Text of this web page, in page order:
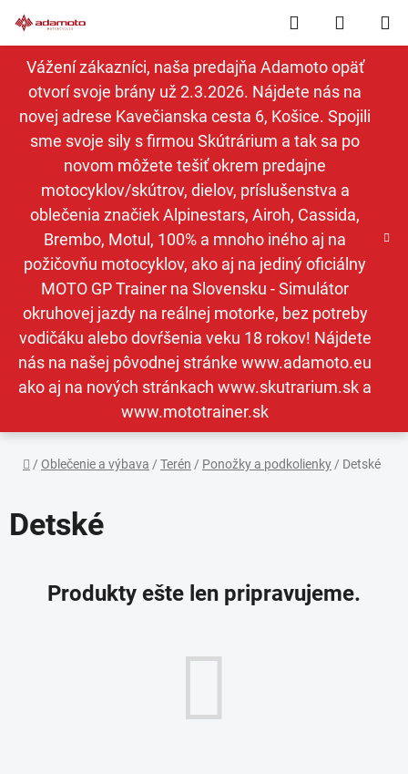
na
obsah
Vážení zákazníci, naša predajňa Adamoto opäť
otvorí svoje brány už 2.3.2026. Nájdete nás na
novej adrese Kavečianska cesta 6, Košice. Spojili
sme svoje sily s firmou Skútrárium a tak sa po
novom môžete tešiť okrem predajne
motocyklov/skútrov, dielov, príslušenstva a
oblečenia značiek Alpinestars, Airoh, Cassida,
Brembo, Motul, 100% a mnoho iného aj na
požičovňu motocyklov, ako aj na jediný oficiálny
MOTO GP Trainer na Slovensku - Simulátor
okruhovej jazdy na reálnej motorke, bez potreby
vodičáku alebo dovŕšenia veku 18 rokov! Nájdete
nás na našej pôvodnej stránke www.adamoto.eu
ako aj na nových stránkach www.skutrarium.sk a
www.mototrainer.sk
Hľadať
KOŠÍK
Domov
/ Oblečenie a výbava / Terén / Ponožky a podkolienky / Detské
Detské
Produkty ešte len pripravujeme.